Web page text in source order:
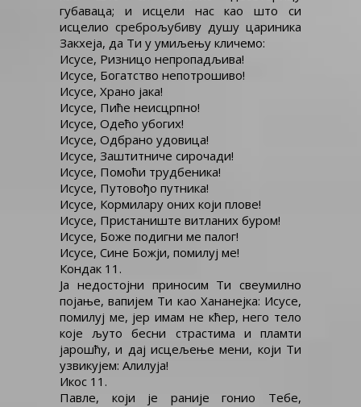
губаваца; и исцели нас као што си
исцелио среброљубиву душу цариника
Закхеја, да Ти у умиљењу кличемо:
Исусе, Ризницо непропадљива!
Исусе, Богатство непотрошиво!
Исусе, Храно јака!
Исусе, Пиће неисцрпно!
Исусе, Одећо убогих!
Исусе, Одбрано удовица!
Исусе, Заштитниче сирочади!
Исусе, Помоћи трудбеника!
Исусе, Путовођо путника!
Исусе, Кормилару оних који плове!
Исусе, Пристаниште витланих буром!
Исусе, Боже подигни ме палог!
Исусе, Сине Божји, помилуј ме!
Кондак 11.
Ја недостојни приносим Ти свеумилно
појање, вапијем Ти као Хананејка: Исусе,
помилуј ме, јер имам не кћер, него тело
које љуто бесни страстима и пламти
јарошћу, и дај исцељење мени, који Ти
узвикујем: Алилуја!
Икос 11.
Павле, који је раније гонио Тебе,